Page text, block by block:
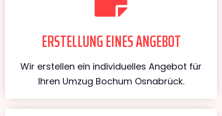
ERSTELLUNG EINES ANGEBOT
Wir erstellen ein individuelles Angebot für
Ihren Umzug Bochum Osnabrück.